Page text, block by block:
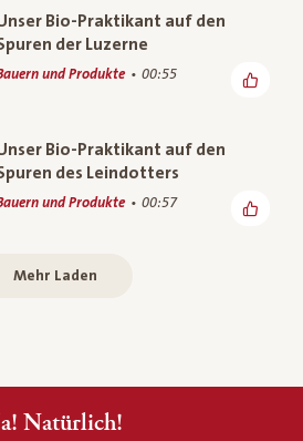
Bio-Praktikant auf den
der Luzerne
und Produkte 00:55
Bio-Praktikant auf den
des Leindotters
und Produkte 00:57
Mehr Laden
Natürlich!